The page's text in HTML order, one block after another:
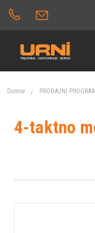
Domov PRODAJNI
4-taktno